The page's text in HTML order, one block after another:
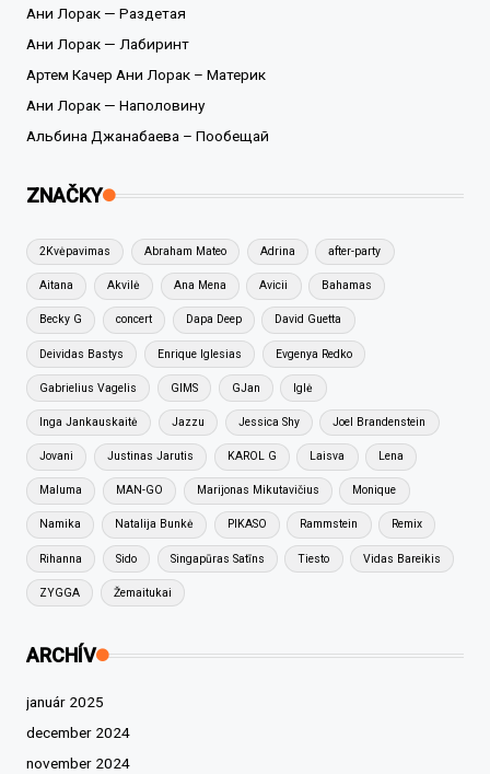
Ани Лорак — Раздетая
Ани Лорак — Лабиринт
Артем Качер Ани Лорак – Материк
Ани Лорак — Наполовину
Альбина Джанабаева – Пообещай
ZNAČKY
2Kvėpavimas Abraham Mateo Adrina after-party
Aitana Akvilė Ana Mena Avicii Bahamas
Becky G concert Dapa Deep David Guetta
Deividas Bastys Enrique Iglesias Evgenya Redko
Gabrielius Vagelis GIMS GJan Iglė
Inga Jankauskaitė Jazzu Jessica Shy Joel Brandenstein
Jovani Justinas Jarutis KAROL G Laisva Lena
Maluma MAN-GO Marijonas Mikutavičius Monique
Namika Natalija Bunkė PIKASO Rammstein Remix
Rihanna Sido Singapūras Satīns Tiesto Vidas Bareikis
ZYGGA Žemaitukai
ARCHÍV
január 2025
december 2024
november 2024